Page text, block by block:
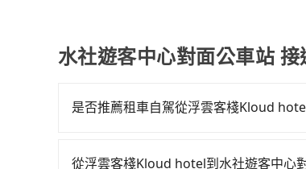
水社遊客中心對面公車站
是否推薦租車自駕從浮雲客棧Kloud
天就要來回，那在台中路邊可隨租隨借
從浮雲客棧Kloud hotel到水社遊客中心